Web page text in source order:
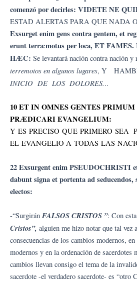
comenzó por decirles: VIDETE NE
ESTAD ALERTAS PARA QUE NADA
Exsurget enim gens contra gentem, et
erunt terræmotus per loca, ET
HÆC: Se levantará nación contra nación
terremotos en algunos lugares, Y
INICIO DE LOS DOLORES...
10 ET IN OMNES GENTES
PRÆDICARI EVANGELIUM:
Y ES PRECISO QUE PRIMERO SEA
EL EVANGELIO A TODAS LAS
22 Exsurgent enim PSEUDOCHRISTI
dabunt signa et portenta ad
electos:
-“Surgirán FALSOS CRISTOS ”: Con
Cristos”, alguien me hizo notar que tal vez
consecuencias de los cambios modernos,
modernos y en la ordenación de sacerdotes
cambios llevan consigo el tema de la
sacerdote -el verdadero sacerdote- es “otro